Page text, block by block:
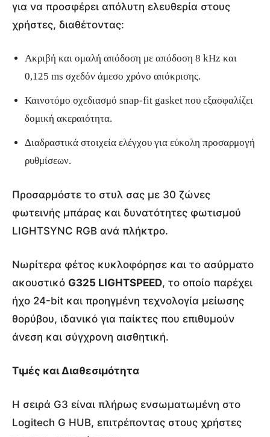
για να προσφέρει απόλυτη ελευθερία στους
χρήστες, διαθέτοντας:
Ακριβή και ομαλή απόδοση με απόδοση 8 kHz και
0,125 ms σχεδόν άμεσο χρόνο απόκρισης.
Καινοτόμο σχεδιασμό snap-fit gasket που εξασφαλίζει
δομική ακεραιότητα.
Διαδραστικά στοιχεία ελέγχου για εύκολη προσαρμογή
ρυθμίσεων.
Προσαρμόστε το στυλ σας με 30 ζώνες
φωτεινής μπάρας και δυνατότητες φωτισμού
LIGHTSYNC RGB ανά πλήκτρο.
Νωρίτερα φέτος κυκλοφόρησε και το ασύρματο
ακουστικό G325 LIGHTSPEED, το οποίο παρέχει
ήχο 24-bit και προηγμένη τεχνολογία μείωσης
θορύβου, ιδανικό για παίκτες που επιθυμούν
άνεση και σύγχρονη αισθητική.
Τιμές και Διαθεσιμότητα
Η σειρά G3 είναι πλήρως ενσωματωμένη στο
Logitech G HUB, επιτρέποντας στους χρήστες